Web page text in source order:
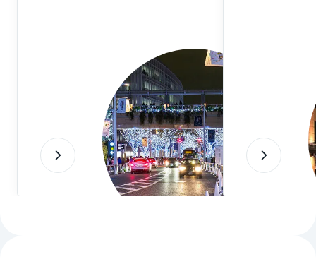
は、特に流行に敏感で、都心の利便性を重視するビジ
ネスパーソンが暮らす割合が高く、渋谷のさらなる発
展とともに注目度も高まりそうです。
※上記は2020年9月現在の情報です。ご覧になった時点
で内容が変更になっている可能性がありますので、あ
らかじめご了承ください。